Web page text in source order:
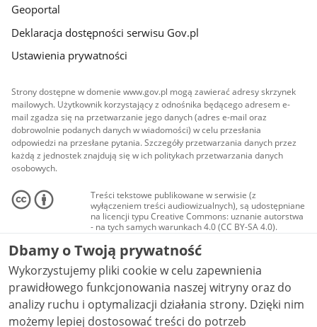
Geoportal
Deklaracja dostępności serwisu Gov.pl
Ustawienia prywatności
Strony dostępne w domenie www.gov.pl mogą zawierać adresy skrzynek
mailowych. Użytkownik korzystający z odnośnika będącego adresem e-
mail zgadza się na przetwarzanie jego danych (adres e-mail oraz
dobrowolnie podanych danych w wiadomości) w celu przesłania
odpowiedzi na przesłane pytania. Szczegóły przetwarzania danych przez
każdą z jednostek znajdują się w ich politykach przetwarzania danych
osobowych.
Treści tekstowe publikowane w serwisie (z
wyłączeniem treści audiowizualnych), są udostępniane
na licencji typu Creative Commons: uznanie autorstwa
- na tych samych warunkach 4.0 (CC BY-SA 4.0).
Materiały audiowizualne, w tym zdjęcia, materiały
audio i wideo, są udostępniane na licencji typu
Creative Commons: uznanie autorstwa użycie
niekomercyjne - bez utworów zależnych 4.0 (CC BY-
NC-ND 4.0), o ile nie jest to stwierdzone inaczej.
Dbamy o Twoją prywatność
Wykorzystujemy pliki cookie w celu zapewnienia
prawidłowego funkcjonowania naszej witryny oraz do
analizy ruchu i optymalizacji działania strony. Dzięki nim
możemy lepiej dostosować treści do potrzeb